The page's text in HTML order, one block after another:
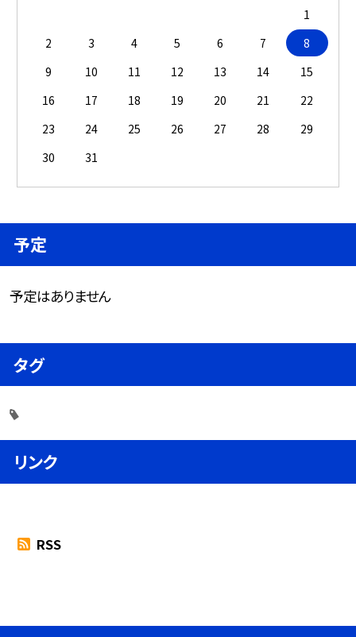
1
2
3 4 5 6 7
8
9
10 11 12 13 14
15
16
17 18 19 20 21
22
23
24 25 26 27 28
29
30
31
予定
予定はありません
タグ
リンク
RSS